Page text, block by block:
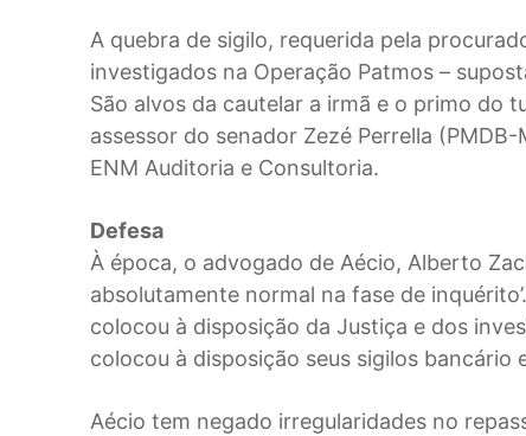
A quebra de sigilo, requerida pela
investigados na Operação Patmos –
São alvos da cautelar a irmã e o primo do
assessor do senador Zezé Perrella
ENM Auditoria e Consultoria.
Defesa
À época, o advogado de Aécio, Alberto
absolutamente normal na fase de
colocou à disposição da Justiça e dos
colocou à disposição seus sigilos bancário
Aécio tem negado irregularidades no